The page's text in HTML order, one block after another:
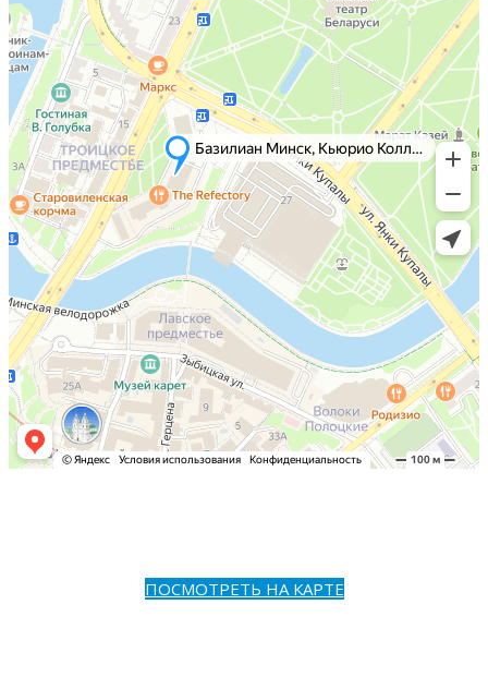
ПОСМОТРЕТЬ НА КАРТЕ